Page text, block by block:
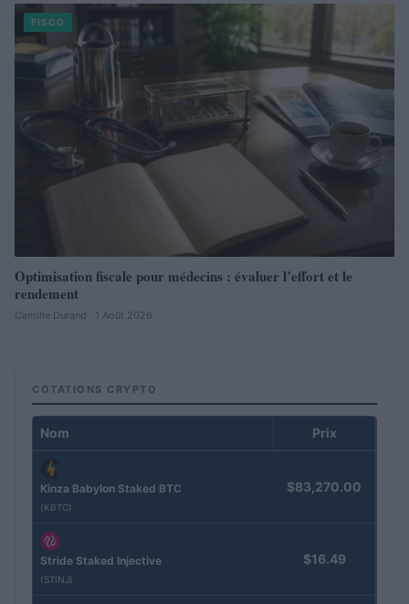
FISCO
Optimisation fiscale pour médecins : évaluer l’effort et le
rendement
Camille Durand · 1 Août 2026
COTATIONS CRYPTO
Nom Prix
Kinza Babylon Staked BTC
(KBTC)
$83,270.00
Stride Staked Injective
(STINJ)
$16.49